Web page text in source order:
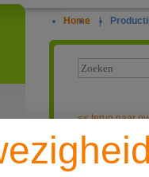
Home |
<<terug naar